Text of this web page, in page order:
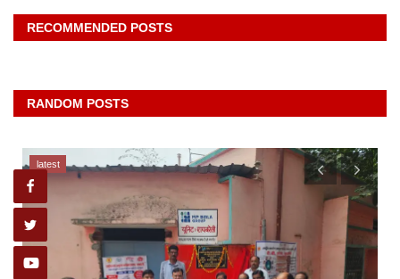
RECOMMENDED POSTS
RANDOM POSTS
latest